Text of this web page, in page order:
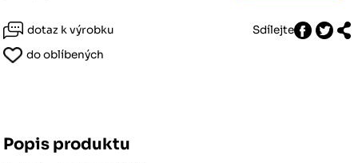
dotaz k výrobku
Sdílejte
do oblíbených
Popis produktu